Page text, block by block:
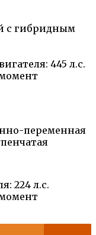
с гибридным
445 л.с.
переменная
224 л.с.